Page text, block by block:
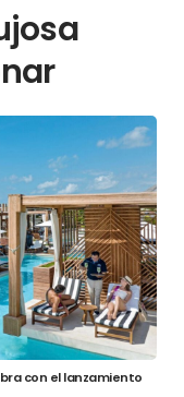
con el lanzamiento